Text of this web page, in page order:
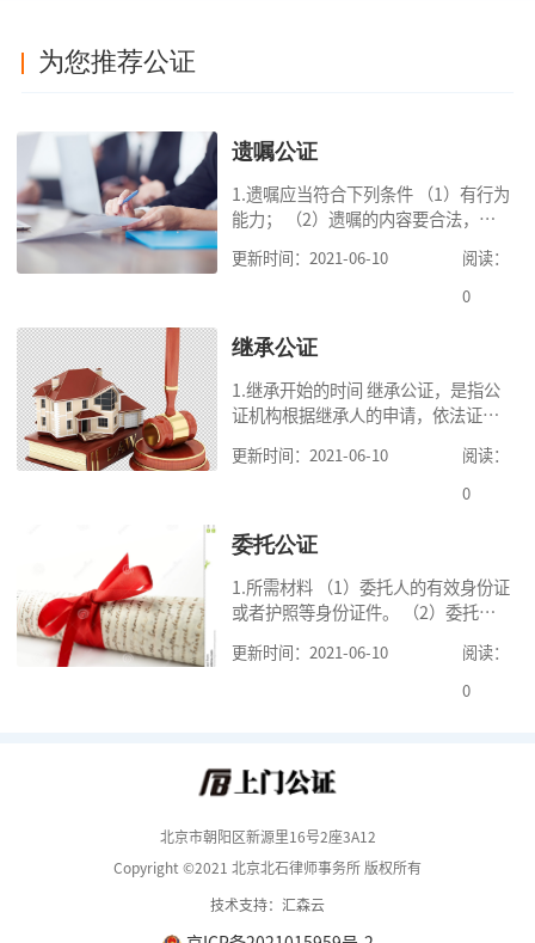
为您推荐公证
遗嘱公证
1.遗嘱应当符合下列条件 （1）有行为
能力； （2）遗嘱的内容要合法，对
人要保留必要的份额； （3）遗嘱中
的财产是个人合法财产。 2.可受理的
更新时间：2021-06-10
阅读：
0
继承公证
1.继承开始的时间 继承公证，是指公
证机构根据继承人的申请，依法证明
国《民法典》第一千一百二十一条规
定，继承从被继承人死亡时开始。 2.
更新时间：2021-06-10
阅读：
0
委托公证
1.所需材料 （1）委托人的有效身份证
或者护照等身份证件。 （2）委托人
人提供《常住人口登记卡》本人页原
件及经过户籍所在单位盖章的首页复
更新时间：2021-06-10
阅读：
0
北京市朝阳区新源里16号2座3A12
Copyright ©2021 北京北石律师事务所 版权所有
技术支持：汇森云